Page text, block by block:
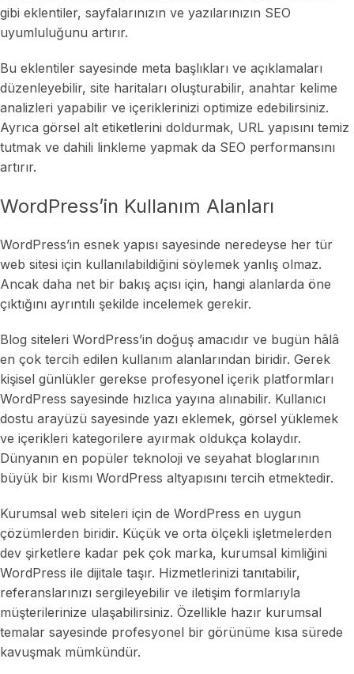
gibi eklentiler, sayfalarınızın ve yazılarınızın SEO
uyumluluğunu artırır.
Bu eklentiler sayesinde meta başlıkları ve açıklamaları
düzenleyebilir, site haritaları oluşturabilir, anahtar kelime
analizleri yapabilir ve içeriklerinizi optimize edebilirsiniz.
Ayrıca görsel alt etiketlerini doldurmak, URL yapısını temiz
tutmak ve dahili linkleme yapmak da SEO performansını
artırır.
WordPress’in Kullanım Alanları
WordPress’in esnek yapısı sayesinde neredeyse her tür
web sitesi için kullanılabildiğini söylemek yanlış olmaz.
Ancak daha net bir bakış açısı için, hangi alanlarda öne
çıktığını ayrıntılı şekilde incelemek gerekir.
Blog siteleri WordPress’in doğuş amacıdır ve bugün hâlâ
en çok tercih edilen kullanım alanlarından biridir. Gerek
kişisel günlükler gerekse profesyonel içerik platformları
WordPress sayesinde hızlıca yayına alınabilir. Kullanıcı
dostu arayüzü sayesinde yazı eklemek, görsel yüklemek
ve içerikleri kategorilere ayırmak oldukça kolaydır.
Dünyanın en popüler teknoloji ve seyahat bloglarının
büyük bir kısmı WordPress altyapısını tercih etmektedir.
Kurumsal web siteleri için de WordPress en uygun
çözümlerden biridir. Küçük ve orta ölçekli işletmelerden
dev şirketlere kadar pek çok marka, kurumsal kimliğini
WordPress ile dijitale taşır. Hizmetlerinizi tanıtabilir,
referanslarınızı sergileyebilir ve iletişim formlarıyla
müşterilerinize ulaşabilirsiniz. Özellikle hazır kurumsal
temalar sayesinde profesyonel bir görünüme kısa sürede
kavuşmak mümkündür.